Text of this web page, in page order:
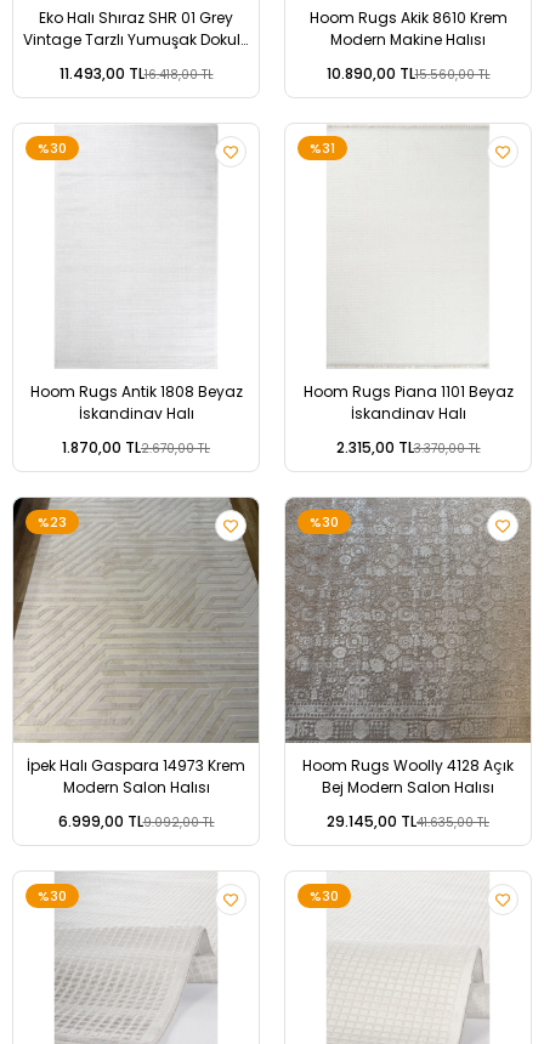
Eko Halı Shıraz SHR 01 Grey
Vintage Tarzlı Yumuşak Dokulu
11.493,00 TL16.418,00 TL
Hoom Rugs Akik 8610 Krem
Modern Makine Halısı
10.890,00 TL15.560,00 TL
%30
Hoom Rugs Antik 1808 Beyaz
İskandinav Halı
1.870,00 TL2.670,00 TL
%31
Hoom Rugs Piana 1101 Beyaz
İskandinav Halı
2.315,00 TL3.370,00 TL
%23
İpek Halı Gaspara 14973 Krem
Modern Salon Halısı
6.999,00 TL9.092,00 TL
%30
Hoom Rugs Woolly 4128 Açık
Bej Modern Salon Halısı
29.145,00 TL41.635,00 TL
%30 %30